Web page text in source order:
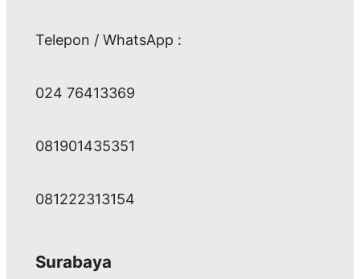
Telepon / WhatsApp :
024 76413369
081901435351
081222313154
Surabaya